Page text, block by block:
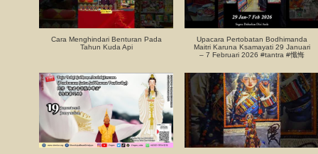
Cara Menghindari Benturan Pada
Tahun Kuda Api
Upacara Pertobatan Bodhimanda
Maitri Karuna Ksamayati 29 Januari
– 7 Februari 2026 #tantra #懺悔